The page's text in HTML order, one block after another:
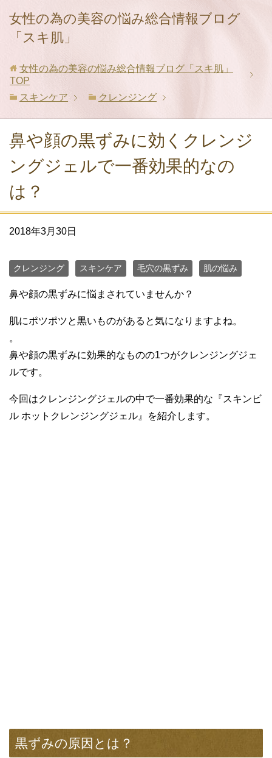
女性の為の美容の悩み総合情報ブログ
「スキ肌」
女性の為の美容の悩み総合情報ブログ「スキ肌」
TOP
スキンケア
クレンジング
鼻や顔の黒ずみに効くクレンジ
ングジェルで一番効果的なの
は？
2018年3月30日
クレンジング スキンケア 毛穴の黒ずみ 肌の悩み
鼻や顔の黒ずみに悩まされていませんか？
肌にポツポツと黒いものがあると気になりますよね。
。
鼻や顔の黒ずみに効果的なものの1つがクレンジングジェ
ルです。
今回はクレンジングジェルの中で一番効果的な『スキンビ
ル ホットクレンジングジェル』を紹介します。
黒ずみの原因とは？